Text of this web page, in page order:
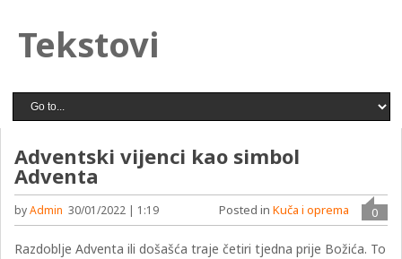
Tekstovi
Adventski vijenci kao simbol
Adventa
byAdmin 30/01/2022 | 1:19 0
Posted in Kuča i oprema
Razdoblje Adventa ili došašća traje četiri tjedna prije Božića. To